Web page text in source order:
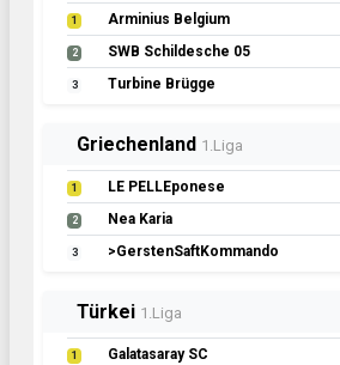
1 Arminius Belgium
2 SWB Schildesche 05
3 Turbine Brügge
Griechenland 1.Liga
1 LE PELLEponese
2 Nea Karia
3 >GerstenSaftKommando
Türkei 1.Liga
1 Galatasaray SC